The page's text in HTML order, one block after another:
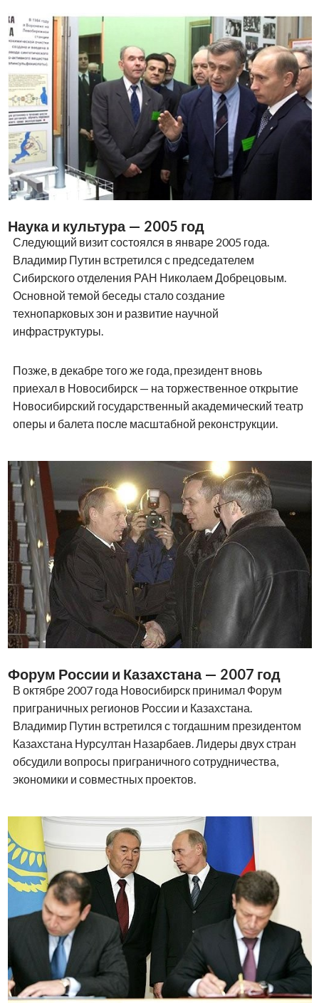
Наука и культура — 2005 год
Следующий визит состоялся в январе 2005 года.
Владимир Путин встретился с председателем
Сибирского отделения РАН Николаем Добрецовым.
Основной темой беседы стало создание
технопарковых зон и развитие научной
инфраструктуры.
Позже, в декабре того же года, президент вновь
приехал в Новосибирск — на торжественное открытие
Новосибирский государственный академический театр
оперы и балета после масштабной реконструкции.
Форум России и Казахстана — 2007 год
В октябре 2007 года Новосибирск принимал Форум
приграничных регионов России и Казахстана.
Владимир Путин встретился с тогдашним президентом
Казахстана Нурсултан Назарбаев. Лидеры двух стран
обсудили вопросы приграничного сотрудничества,
экономики и совместных проектов.